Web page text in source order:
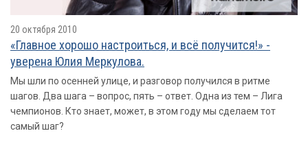
20 октября 2010
«Главное хорошо настроиться, и всё получится!» -
уверена Юлия Меркулова.
Мы шли по осенней улице, и разговор получился в ритме
шагов. Два шага – вопрос, пять – ответ. Одна из тем – Лига
чемпионов. Кто знает, может, в этом году мы сделаем тот
самый шаг?